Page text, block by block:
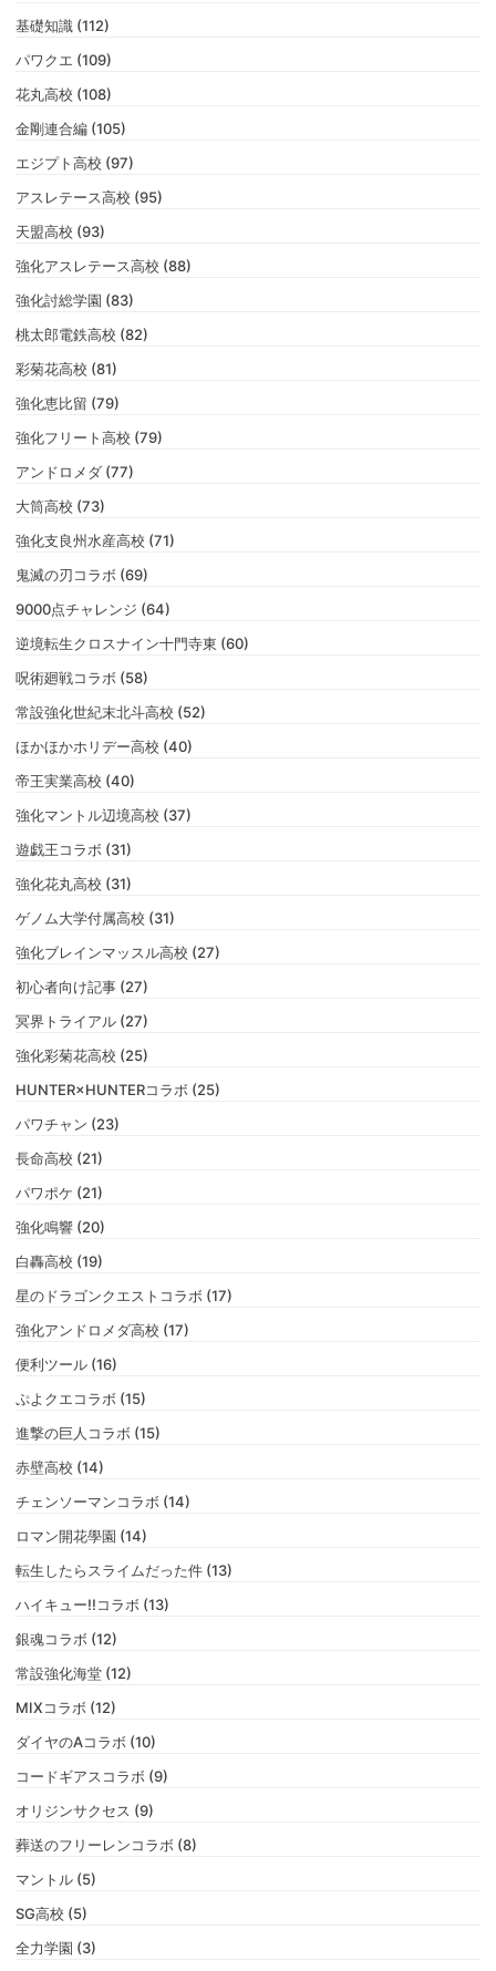
基礎知識 (112)
パワクエ (109)
花丸高校 (108)
金剛連合編 (105)
エジプト高校 (97)
アスレテース高校 (95)
天盟高校 (93)
強化アスレテース高校 (88)
強化討総学園 (83)
桃太郎電鉄高校 (82)
彩菊花高校 (81)
強化恵比留 (79)
強化フリート高校 (79)
アンドロメダ (77)
大筒高校 (73)
強化支良州水産高校 (71)
鬼滅の刃コラボ (69)
9000点チャレンジ (64)
逆境転生クロスナイン十門寺東 (60)
呪術廻戦コラボ (58)
常設強化世紀末北斗高校 (52)
ほかほかホリデー高校 (40)
帝王実業高校 (40)
強化マントル辺境高校 (37)
遊戯王コラボ (31)
強化花丸高校 (31)
ゲノム大学付属高校 (31)
強化ブレインマッスル高校 (27)
初心者向け記事 (27)
冥界トライアル (27)
強化彩菊花高校 (25)
HUNTER×HUNTERコラボ (25)
パワチャン (23)
長命高校 (21)
パワポケ (21)
強化鳴響 (20)
白轟高校 (19)
星のドラゴンクエストコラボ (17)
強化アンドロメダ高校 (17)
便利ツール (16)
ぷよクエコラボ (15)
進撃の巨人コラボ (15)
赤壁高校 (14)
チェンソーマンコラボ (14)
ロマン開花學園 (14)
転生したらスライムだった件 (13)
ハイキュー!!コラボ (13)
銀魂コラボ (12)
常設強化海堂 (12)
MIXコラボ (12)
ダイヤのAコラボ (10)
コードギアスコラボ (9)
オリジンサクセス (9)
葬送のフリーレンコラボ (8)
マントル (5)
SG高校 (5)
全力学園 (3)